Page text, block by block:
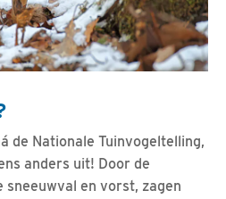
de Nationale Tuinvogeltelling,
anders uit! Door de
en vorst, zagen